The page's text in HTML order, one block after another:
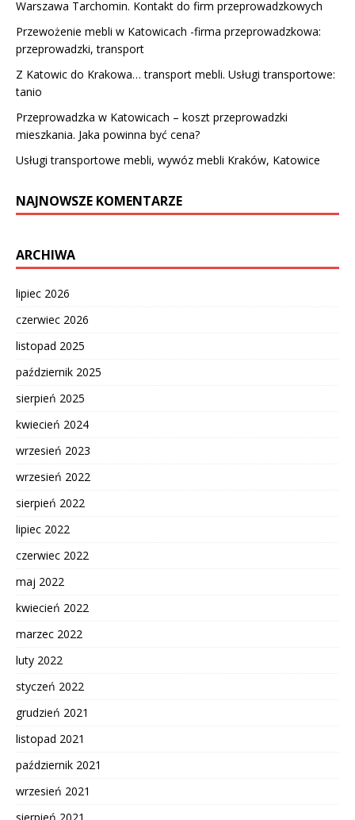
Warszawa Tarchomin. Kontakt do firm przeprowadzkowych
Przewożenie mebli w Katowicach -firma przeprowadzkowa:
przeprowadzki, transport
Z Katowic do Krakowa… transport mebli. Usługi transportowe:
tanio
Przeprowadzka w Katowicach – koszt przeprowadzki
mieszkania. Jaka powinna być cena?
Usługi transportowe mebli, wywóz mebli Kraków, Katowice
NAJNOWSZE KOMENTARZE
ARCHIWA
lipiec 2026
czerwiec 2026
listopad 2025
październik 2025
sierpień 2025
kwiecień 2024
wrzesień 2023
wrzesień 2022
sierpień 2022
lipiec 2022
czerwiec 2022
maj 2022
kwiecień 2022
marzec 2022
luty 2022
styczeń 2022
grudzień 2021
listopad 2021
październik 2021
wrzesień 2021